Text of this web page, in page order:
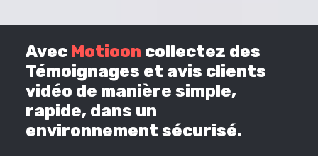
Avec Motioon collectez des
Témoignages et avis clients
vidéo de manière simple,
rapide, dans un
environnement sécurisé.